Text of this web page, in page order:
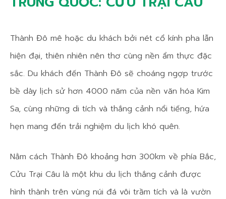
Thành Đô mê hoặc du khách bởi nét cổ kính pha lẫn
hiện đại, thiên nhiên nên thơ cùng nền ẩm thực đặc
sắc. Du khách đến Thành Đô sẽ choáng ngợp trước
bề dày lịch sử hơn 4000 năm của nền văn hóa Kim
Sa, cùng những di tích và thắng cảnh nổi tiếng, hứa
hẹn mang đến trải nghiệm du lịch khó quên.
Nằm cách Thành Đô khoảng hơn 300km về phía Bắc,
Cửu Trại Câu là một khu du lịch thắng cảnh được
hình thành trên vùng núi đá vôi trầm tích và là vườn